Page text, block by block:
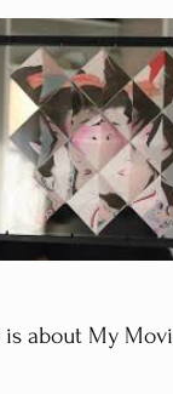
is about My